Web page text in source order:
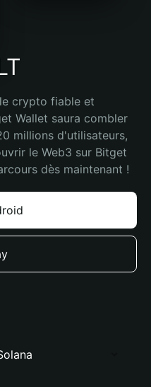
crypto fiable et
Wallet saura combler
millions d'utilisateurs,
le Web3 sur Bitget
dès maintenant !